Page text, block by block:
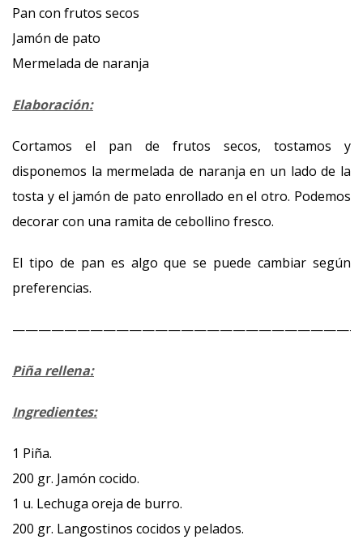
Pan con frutos secos
Jamón de pato
Mermelada de naranja
Elaboración:
Cortamos el pan de frutos secos, tostamos y
disponemos la mermelada de naranja en un lado de la
tosta y el jamón de pato enrollado en el otro. Podemos
decorar con una ramita de cebollino fresco.
El tipo de pan es algo que se puede cambiar según
preferencias.
Piña rellena:
Ingredientes:
1 Piña.
200 gr. Jamón cocido.
1 u. Lechuga oreja de burro.
200 gr. Langostinos cocidos y pelados.